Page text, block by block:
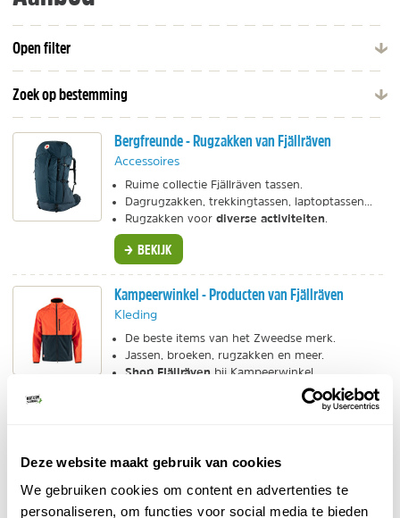
Deze website maakt gebruik van cookies
We gebruiken cookies om content en advertenties te
personaliseren, om functies voor social media te bieden
Open filter
Zoek op bestemming
Bergfreunde - Rugzakken van Fjällräven
Accessoires
Ruime collectie Fjällräven tassen.
Dagrugzakken, trekkingtassen, laptoptassen...
Rugzakken voor diverse activiteiten
BEKIJK
Kampeerwinkel - Producten van Fjällräven
Kleding
De beste items van het Zweedse merk.
Jassen, broeken, rugzakken en meer.
Shop Fjällräven bij Kampeerwinkel.